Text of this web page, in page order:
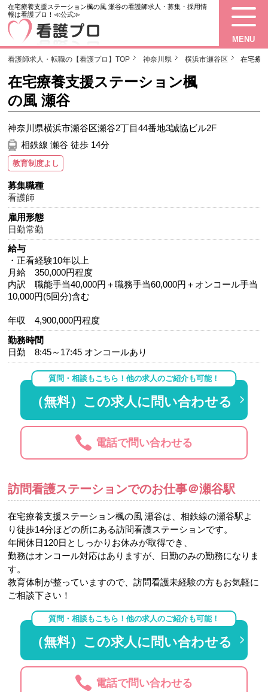
在宅療養支援ステーション楓の風 瀬谷の看護師求人・募集・採用情
報は看護プロ！≪公式≫
MENU
看護師求人・転職の【看護プロ】TOP 神奈川県 横浜市瀬谷区 在宅療
在宅療養支援ステーション楓
の風 瀬谷
神奈川県横浜市瀬谷区瀬谷2丁目44番地3誠協ビル2F
相鉄線 瀬谷 徒歩 14分
教育制度よし
募集職種
看護師
雇用形態
日勤常勤
給与
・正看経験10年以上
月給 350,000円程度
内訳 職能手当40,000円＋職務手当60,000円＋オンコール手当
10,000円(5回分)含む
年収 4,900,000円程度
勤務時間
日勤 8:45～17:45 オンコールあり
質問・相談もこちら！他の求人のご紹介も可能！
（無料）この求人に問い合わせる
電話で問い合わせる
訪問看護ステーションでのお仕事＠瀬谷駅
在宅療養支援ステーション楓の風 瀬谷は、相鉄線の瀬谷駅よ
り徒歩14分ほどの所にある訪問看護ステーションです。
年間休日120日としっかりお休みが取得でき、
勤務はオンコール対応はありますが、日勤のみの勤務になりま
す。
教育体制が整っていますので、訪問看護未経験の方もお気軽に
ご相談下さい！
質問・相談もこちら！他の求人のご紹介も可能！
（無料）この求人に問い合わせる
電話で問い合わせる